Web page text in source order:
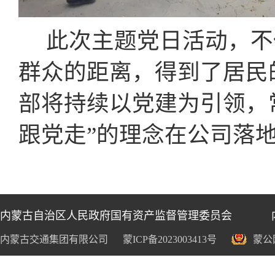
此次主题党日活动，不
群众的距离，得到了居
部将持续以党建为引领
跟党走”的理念在公司落
内蒙古自治区人民政府国有资产监督管理委员会
内蒙古交通集团有限公司 蒙ICP备2023003413号 蒙公